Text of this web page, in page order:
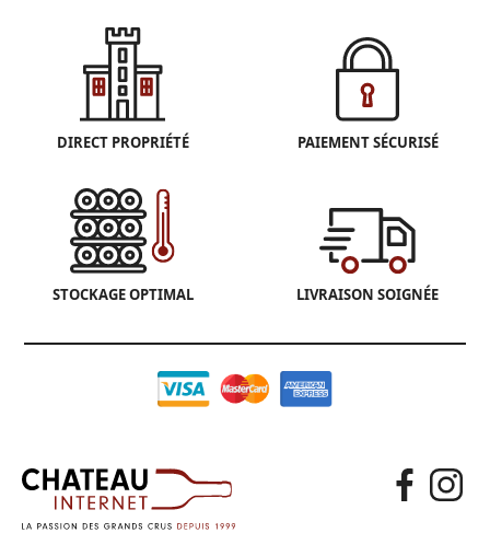
DIRECT PROPRIÉTÉ PAIEMENT SÉCURISÉ
STOCKAGE OPTIMAL LIVRAISON SOIGNÉE